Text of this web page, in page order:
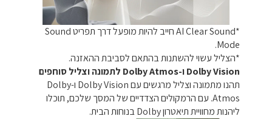
*AI Clear Sound חייב להיות מופעל דרך תפריט Sound
Mode.
*הצליל עשוי להשתנות בהתאם לסביבת ההאזנה.
Dolby Vision ו-Dolby Atmos לתמונה וצליל סוחפים
תהנו מתמונה וצליל מרגשים עם Dolby Vision ו-Dolby
Atmos. עם הרמקולים הצדדיים של המסך שלכם, תוכלו
ליהנות מחוויית תיאטרון Dolby בנוחות הבית.